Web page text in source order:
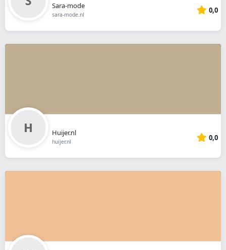
Sara-mode
sara-mode.nl 0,0
Huijer.nl
huijer.nl 0,0